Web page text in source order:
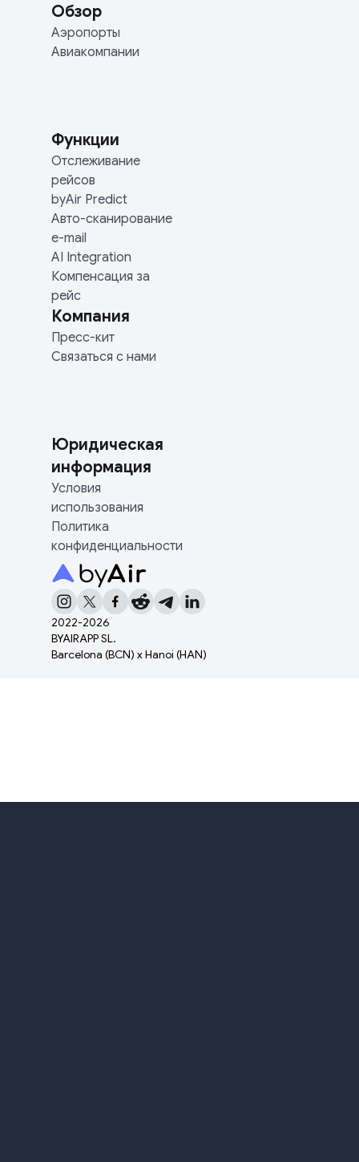
2022-2026
BYAIRAPP SL.
Barcelona (BCN) x Hanoi (HAN)
Обзор
Аэропорты
Авиакомпании
Функции
Отслеживание
рейсов
byAir Predict
Авто-сканирование
e-mail
AI Integration
Компенсация за
рейс
Компания
Пресс-кит
Связаться с нами
Юридическая
информация
Условия
использования
Политика
конфиденциальности